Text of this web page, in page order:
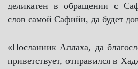
деликатен в обращении с
слов самой Сафийи, да будет
«Посланник Аллаха, да
приветствует, отправился в